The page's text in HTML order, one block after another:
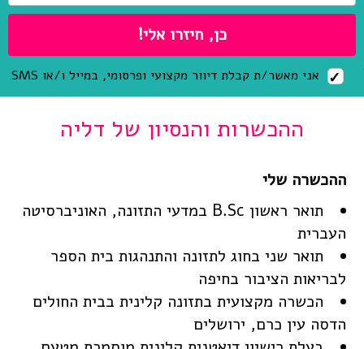
אני מאשר/ת קבלת דיוור מקצועי ופרסומי, במייל ו/או SMS
ההכשרות והנסיון של דליה
תואר ראשון B.Sc במדעי התזונה, האוניברסיטה
העברית
תואר שני בחוג לתזונה והתנהגות בית הספר
לבריאות הציבור בחיפה
הכשרה מקצועית בתזונה קלינית בבית החולים
הדסה עין כרם, ירושלים